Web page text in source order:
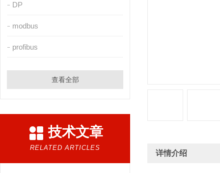
DP
modbus
profibus
查看全部
技术文章
RELATED ARTICLES
详情介绍